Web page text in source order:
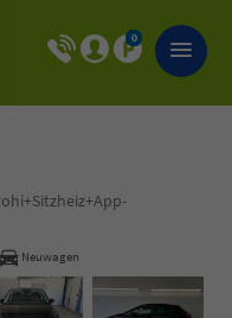
0
Neuwagen